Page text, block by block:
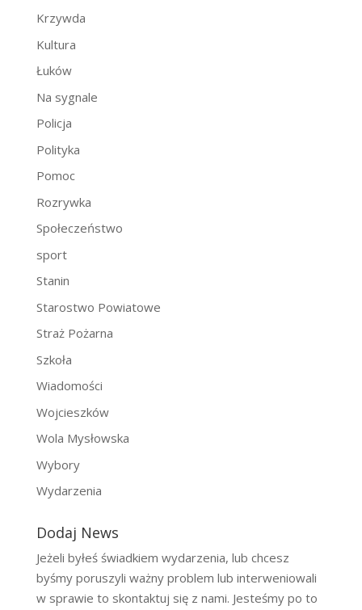
Krzywda
Kultura
Łuków
Na sygnale
Policja
Polityka
Pomoc
Rozrywka
Społeczeństwo
sport
Stanin
Starostwo Powiatowe
Straż Pożarna
Szkoła
Wiadomości
Wojcieszków
Wola Mysłowska
Wybory
Wydarzenia
Dodaj News
Jeżeli byłeś świadkiem wydarzenia, lub chcesz
byśmy poruszyli ważny problem lub interweniowali
w sprawie to skontaktuj się z nami. Jesteśmy po to